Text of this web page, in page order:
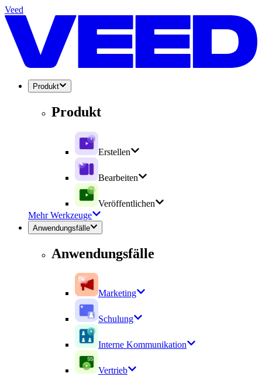
Veed
Produkt
Produkt
Erstellen
Bearbeiten
Veröffentlichen
Mehr Werkzeuge
Anwendungsfälle
Anwendungsfälle
Marketing
Schulung
Interne Kommunikation
Vertrieb